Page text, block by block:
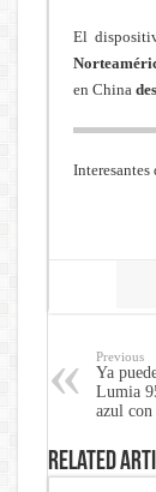
El
en China
Previous
Ya
Lumia
azul con
Related